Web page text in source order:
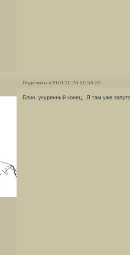
Поделиться2010-10-26 20:53:20
Блин, укуренный конец...Я там уже